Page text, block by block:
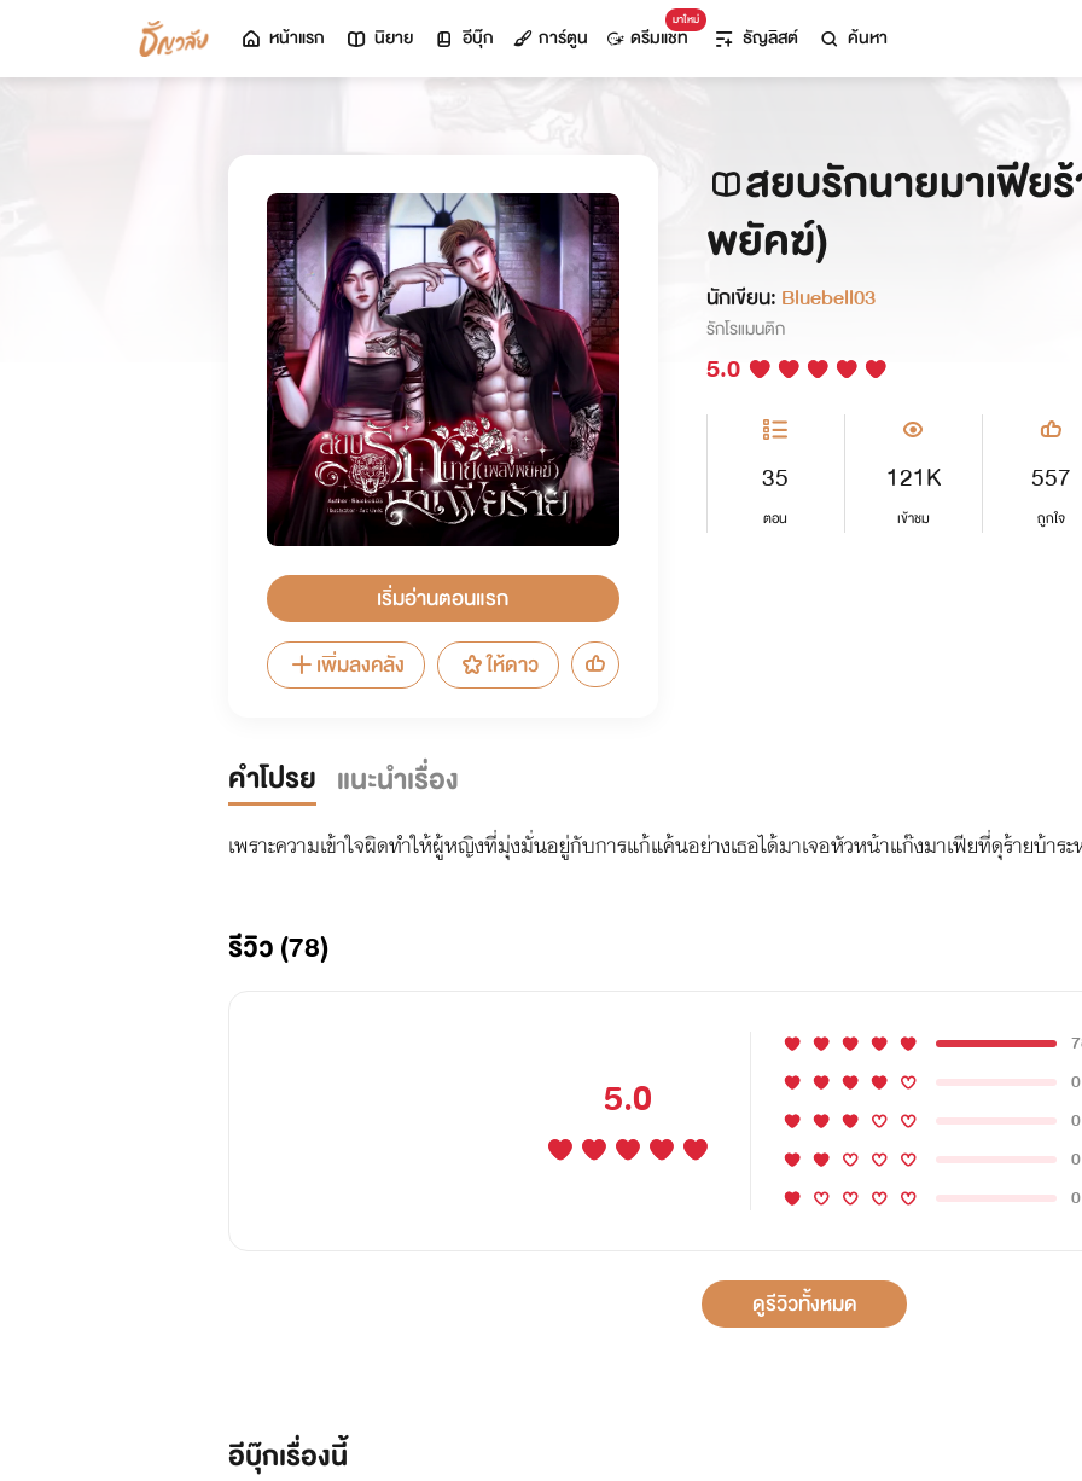
หน้าแรก นิยาย อีบุ๊ก การ์ตูน
มาใหม่
ดรีมแชท ธัญลิสต์ ค้นหา
เริ่มอ่านตอนแรก
เพิ่มลงคลัง
ให้ดาว
สยบรักนายมาเฟีย
พยัคฆ์)
นักเขียน: Bluebell03
รักโรแมนติก
5.0
35
ตอน
121K
เข้าชม
557
ถูกใจ
คำโปรย แนะนำเรื่อง
เพราะความเข้าใจผิดทำให้ผู้หญิงที่มุ่งมั่นอยู่กับการแก้แค้นอย่างเธอได้มาเจอหัวหน้าแก๊งมาเฟียที่ดุร้ายบ้าระ
รีวิว (78)
5.0
0
0
0
0
ดูรีวิวทั้งหมด
อีบุ๊กเรื่องนี้